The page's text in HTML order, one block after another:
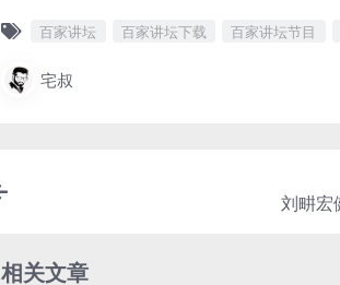
百家讲坛 百家讲坛下载 百家讲坛节目
宅叔
刘畊宏
相关文章